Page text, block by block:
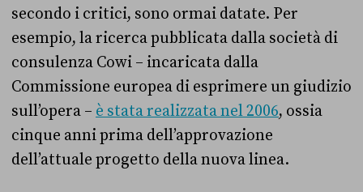
secondo i critici, sono ormai datate. Per
esempio, la ricerca pubblicata dalla società di
consulenza Cowi – incaricata dalla
Commissione europea di esprimere un giudizio
sull’opera – è stata realizzata nel 2006, ossia
cinque anni prima dell’approvazione
dell’attuale progetto della nuova linea.